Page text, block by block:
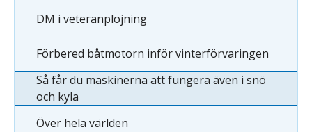
DM i veteranplöjning
Förbered båtmotorn inför vinterförvaringen
Så får du maskinerna att fungera även i snö
och kyla
Över hela världen